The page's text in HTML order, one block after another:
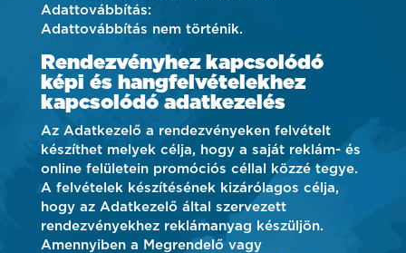
Adattovábbítás:
Adattovábbítás nem történik.
Rendezvényhez kapcsolódó
képi és hangfelvételekhez
kapcsolódó adatkezelés
Az Adatkezelő a rendezvényeken felvételt
készíthet melyek célja, hogy a saját reklám- és
online felületein promóciós céllal közzé tegye.
A felvételek készítésének kizárólagos célja,
hogy az Adatkezelő által szervezett
rendezvényekhez reklámanyag készüljön.
Amennyiben a Megrendelő vagy